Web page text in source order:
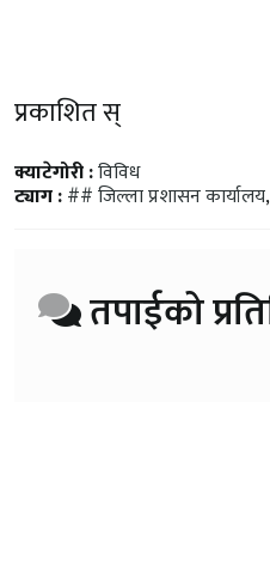
प्रकाशित स्
क्याटेगोरी :विविध
ट्याग :## जिल्ला प्रशासन कार्यालय,
तपाईको